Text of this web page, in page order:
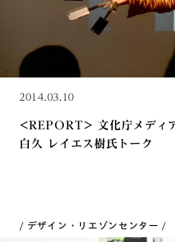
2014.03.10
<REPORT> 文化庁メディ
白久 レイエス樹氏トーク
デザイン・リエゾンセンター